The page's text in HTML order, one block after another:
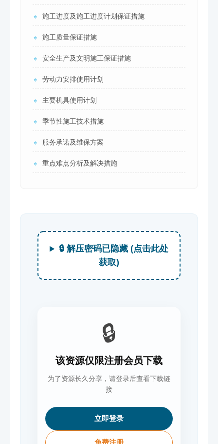
🔹 施工进度及施工进度计划保证措施
🔹 施工质量保证措施
🔹 安全生产及文明施工保证措施
🔹 劳动力安排使用计划
🔹 主要机具使用计划
🔹 季节性施工技术措施
🔹 服务承诺及维保方案
🔹 重点难点分析及解决措施
🔒 解压密码已隐藏 (点击此处
获取)
🔒
该资源仅限注册会员下载
为了资源长久分享，请登录后查看下载链
接
立即登录